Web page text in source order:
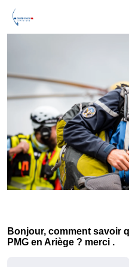
Bonjour, comment savoir
PMG en Ariège ? merci .